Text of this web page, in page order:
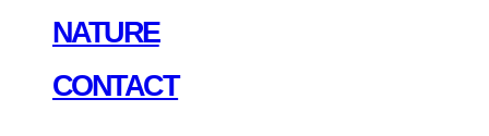
NATURE
CONTACT